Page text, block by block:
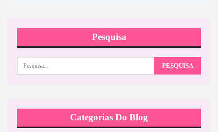
Pesquisa
Categorias Do Blog